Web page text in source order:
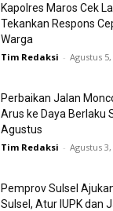
Kapolres Maros Cek
Tekankan Respons
Warga
Tim Redaksi - Agustus 5,
Perbaikan Jalan
Arus ke Daya Berlaku
Agustus
Tim Redaksi - Agustus 3,
Pemprov Sulsel
Sulsel, Atur IUPK dan